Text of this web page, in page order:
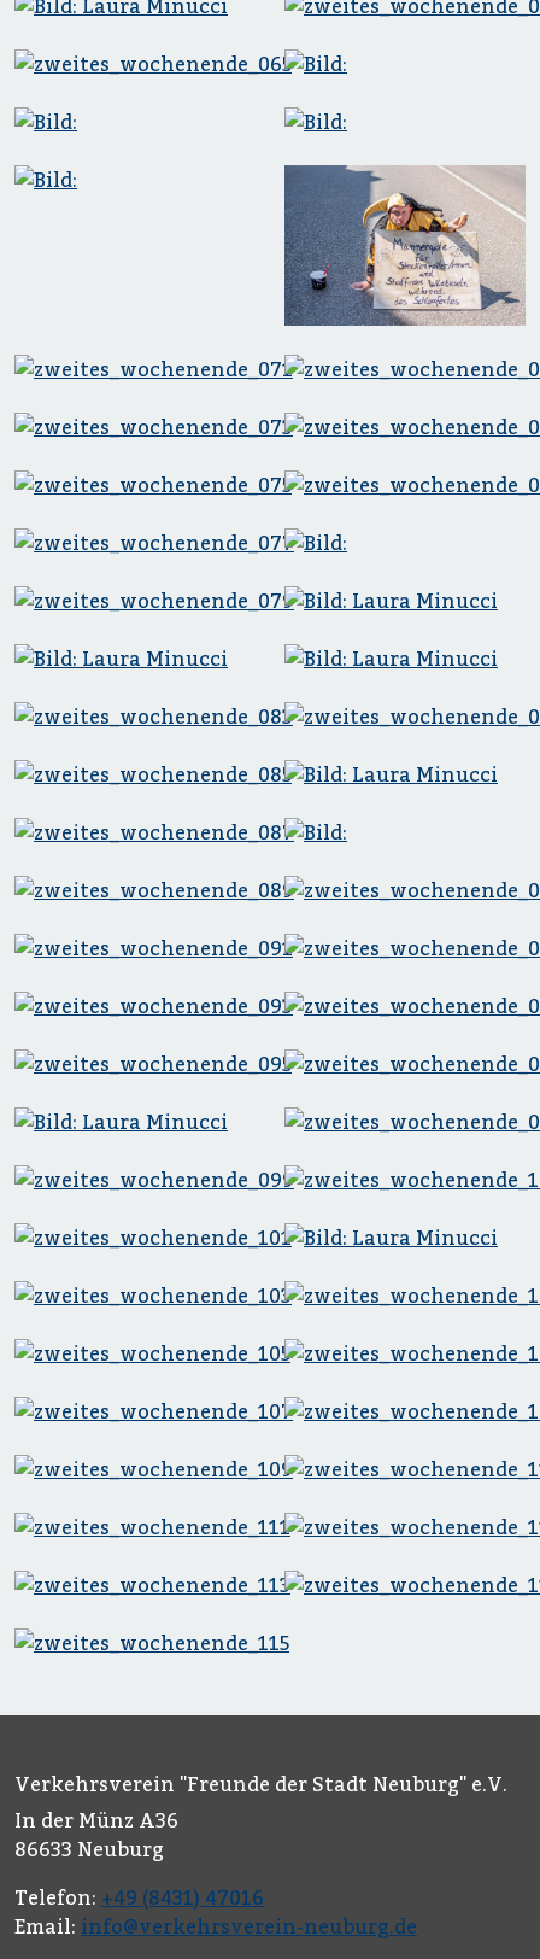
Verkehrsverein "Freunde der Stadt Neuburg" e.V.
In der Münz A36
86633 Neuburg
Telefon: +49 (8431) 47016
Email: info@verkehrsverein-neuburg.de